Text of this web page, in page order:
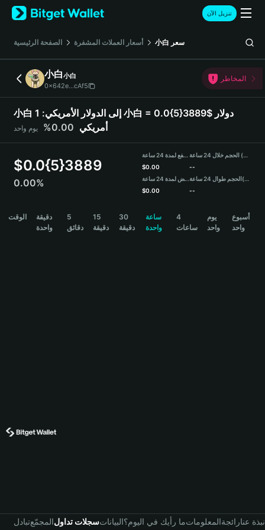
English
日本語
Русский
Español (Latinoamérica)
Türkçe
Français
Deutsch
简体中文
Português (Portugal)
Bahasa Indonesia
বাংলা
تنزيل الآن
الصفحة الرئيسية أسعار العملات المشفرة 小白 سعر
小白小白
0x642e...cAf5
المخاطر
小白 إلى الدولار الأمريكي: 1 小白 = 0.0{5}3889$ دولار
أمريكي 0.00% يوم واحد
$0.0{5}3889
0.00%
مرتفع لمدة 24 ساعة
$0.00
منخفض لمدة 24 ساعة
$0.00
الحجم خلال 24 ساعة (小白)
--
الحجم طوال 24 ساعة(USDT)
--
الوقت
دقيقة
واحدة
5
دقائق
15
دقيقة
30
دقيقة
ساعة
واحدة
4
ساعات
يوم
واحد
أسبوع
واحد
تبادلالمجمّعسجلات تداولالبياناتما رأيك في اليوم؟المعلوماترائجةنبذة عنا